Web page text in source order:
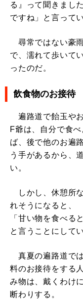
る』って聞きまし
ですね」と言ってい
尋常ではない豪
で、濡れて歩いて
ったのだ。
飲食物のお接待
遍路道で飴玉や
F爺は、自分で食
ば、後で他のお遍
う手があるから、
い。
しかし、休憩所
れそうになると、
「甘い物を食べる
と言うことにしてい
真夏の遍路道で
料のお接待をする
み物は、戴くわけ
断わりする。